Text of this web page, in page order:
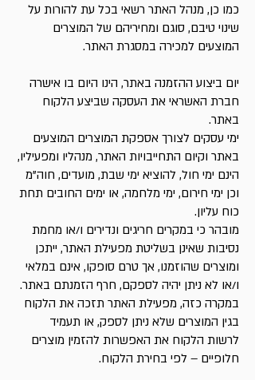
כמו כן, מנהל האתר רשאי בכל עת להורות על
שינוי טיבם, סוגם ומחיריהם של המוצרים
המוצעים למכירה במסגרת האתר.
יום ביצוע ההזמנה באתר, הינו היום בו אישרה
חברת האשראי את העסקה שביצע הלקוח
באתר.
ימי עסקים לצורך אספקת המוצרים המוצעים
באתר וקיום התחייבויות האתר, מנהליו ומפעיליו,
הינם ימי חול, להוציא ימי שבת, מועדים, חוה"מ
וכן ימי חירום, ימי מלחמה, או ימים החובים תחת
כוח עליון.
מובהר כי במקרים חריגים ונדירים ו/או מחמת
נסיבות שאינן בשליטת מפעילת האתר, ייתכן
ומוצרים שהוזמנו, אך טרם סופקו, אינם במלאי
ו/או לא ניתן יהיה לספקם, חרף הזמנתם באתר.
במקרה כזה, מפעילת האתר תזכה את הלקוח
בגין המוצרים שלא ניתן לספק, או תעמיד
לרשות הלקוח את האפשרות להזמין מוצרים
חלופיים – לפי בחירת הלקוח.